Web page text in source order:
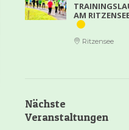
AM
Ritzensee
Nächste
Veranstaltungen